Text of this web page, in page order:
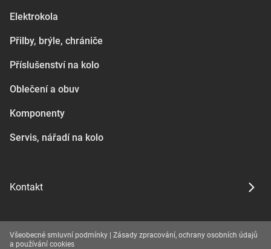
Elektrokola
Přilby, brýle, chrániče
Příslušenství na kolo
Oblečení a obuv
Komponenty
Servis, nářadí na kolo
Kontakt
Všeobecné smluvní podmínky
Zásady zpracování, ochrany osobních údajů
a používání cookies